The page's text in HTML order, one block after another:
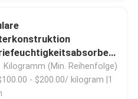
Sieb 3A 4A 5A
Kilogramm (Min. Reihenfolge)
- $200.00/ kilogram |1